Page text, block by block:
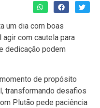
um dia com boas
com cautela para
dedicação podem
de propósito
transformando desafios
Plutão pede paciência